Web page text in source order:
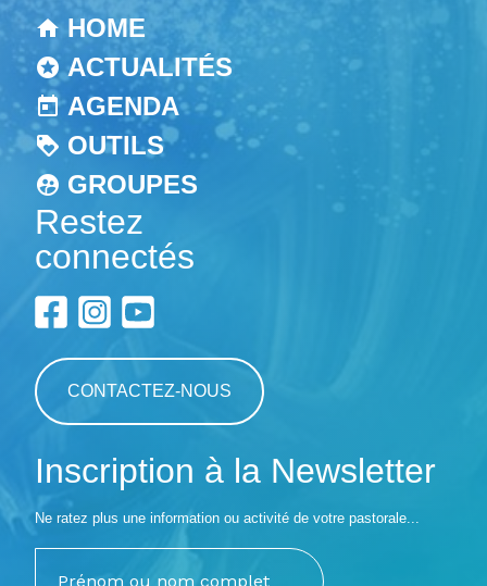
HOME
ACTUALITÉS
AGENDA
OUTILS
GROUPES
Restez
connectés
CONTACTEZ-NOUS
Inscription à la Newsletter
Ne ratez plus une information ou activité de votre pastorale...